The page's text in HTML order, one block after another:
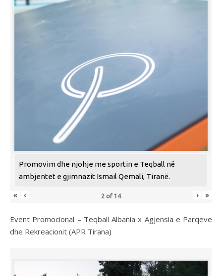
Promovim dhe njohje me sportin e Teqball në
ambjentet e gjimnazit Ismail Qemali, Tiranë.
« ‹ 2 of 14 › »
Event Promocional – Teqball Albania x Agjensia e Parqeve
dhe Rekreacionit (APR Tirana)